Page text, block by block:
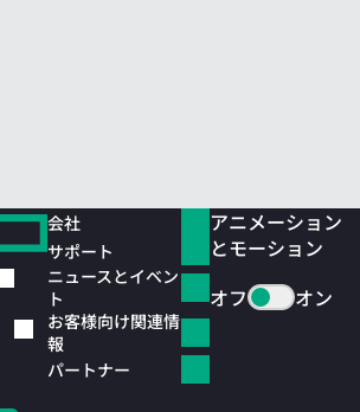
会社
サポート
ニュースとイベン
ト
お客様向け関連情
報
パートナー
アニメーション
とモーション
オフ
オン